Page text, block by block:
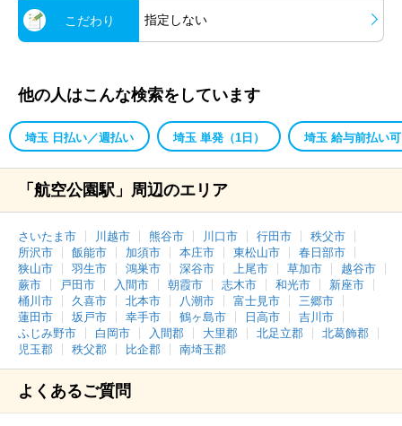
こだわり 指定しない
他の人はこんな検索をしています
埼玉 日払い／週払い 埼玉 単発（1日） 埼玉 給与前払い可
「航空公園駅」周辺のエリア
さいたま市 川越市 熊谷市 川口市 行田市
秩父市
所沢市
飯能市 加須市 本庄市 東松山市
春日部市
狭山市
羽生市 鴻巣市 深谷市 上尾市 草加市
越谷市
蕨市
戸田市 入間市 朝霞市 志木市 和光市
新座市
桶川市
久喜市 北本市 八潮市 富士見市
三郷市
蓮田市
坂戸市 幸手市 鶴ヶ島市 日高市
吉川市
ふじみ野市
白岡市 入間郡 大里郡 北足立郡
北葛飾郡
児玉郡
秩父郡 比企郡 南埼玉郡
よくあるご質問